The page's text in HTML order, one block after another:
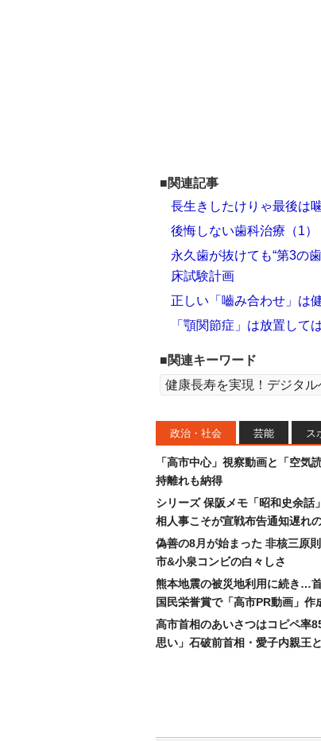
■関連記事
長生きしたけりゃ最後は
後悔しない歯科治療（1
永久歯が抜けても“第3の
床試験計画
正しい「嚙み合わせ」は
「顎関節症」は放置して
■関連キーワード
健康長寿を実現！デジタル
政治・社会 芸能 ス
「高市中心」視察動画と「空気
持離れも納得
シリーズ 保阪メモ「昭和史余話
相人事こそが宣戦布告通知遅れ
偽善の8月が始まった 非核三原
市&小泉コンビの白々しさ
熊本地震の被災地利用に続き…
国民栄誉賞で「高市PR動画」作
高市首相のあいさつはコピペ率
思い」石破前首相・愛子内親王